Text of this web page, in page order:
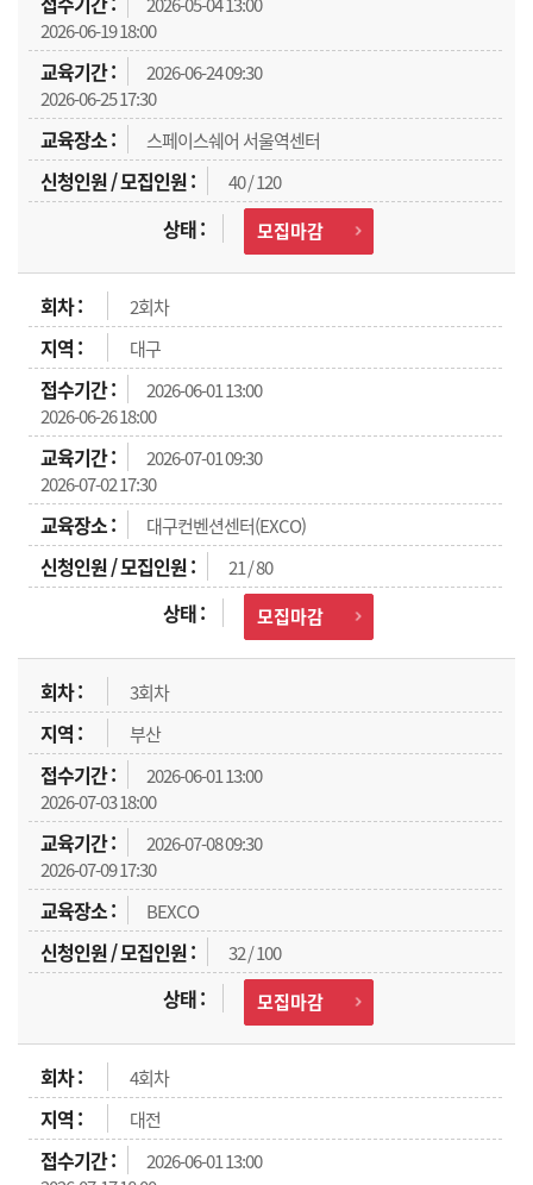
2026-06-19 18:00
2026-06-24 09:30
2026-06-25 17:30
스페이스쉐어 서울역센터
40 / 120
모집마감
2회차
대구
2026-06-01 13:00
2026-06-26 18:00
2026-07-01 09:30
2026-07-02 17:30
대구컨벤션센터(EXCO)
21 / 80
모집마감
3회차
부산
2026-06-01 13:00
2026-07-03 18:00
2026-07-08 09:30
2026-07-09 17:30
BEXCO
32 / 100
모집마감
4회차
대전
2026-06-01 13:00